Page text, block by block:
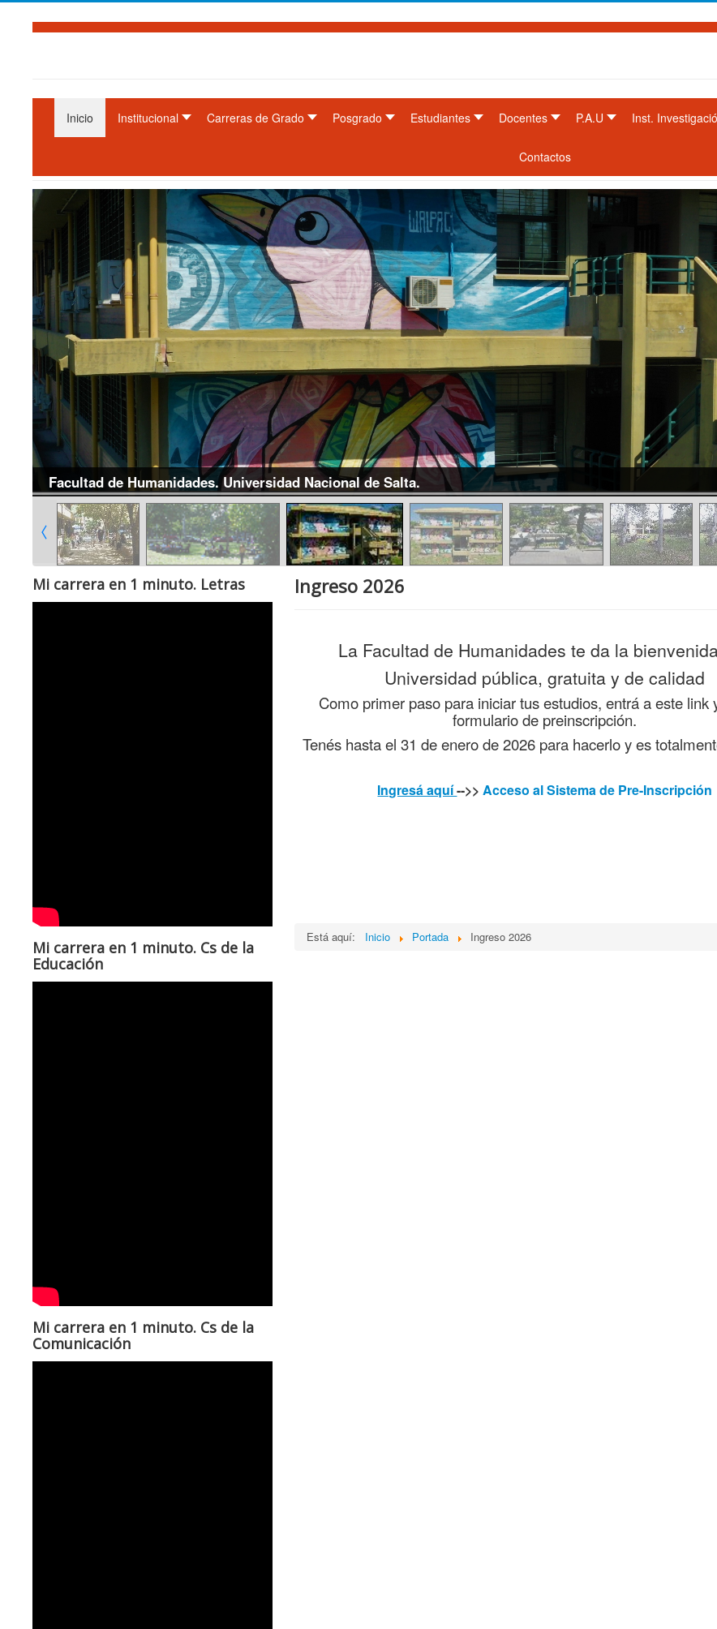
Inicio Institucional Carreras de Grado Posgrado Estudiantes Docentes P.A.U Inst.
Contactos
Facultad de Humanidades. Universidad Nacional de Salta.
Mi carrera en 1 minuto. Letras
Mi carrera en 1 minuto. Cs de la
Educación
Mi carrera en 1 minuto. Cs de la
Comunicación
Ingreso 2026
La Facultad de Humanidades te da la
Universidad pública, gratuita y de calidad
Como primer paso para iniciar tus estudios, entrá a este link
formulario de preinscripción.
Tenés hasta el 31 de enero de 2026 para hacerlo y es
Ingresá aquí-->> Acceso al Sistema de Pre-Inscripción
Está aquí: Inicio Portada Ingreso 2026